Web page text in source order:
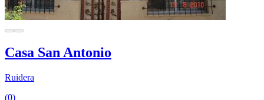
Casa San Antonio
Ruidera
(0)